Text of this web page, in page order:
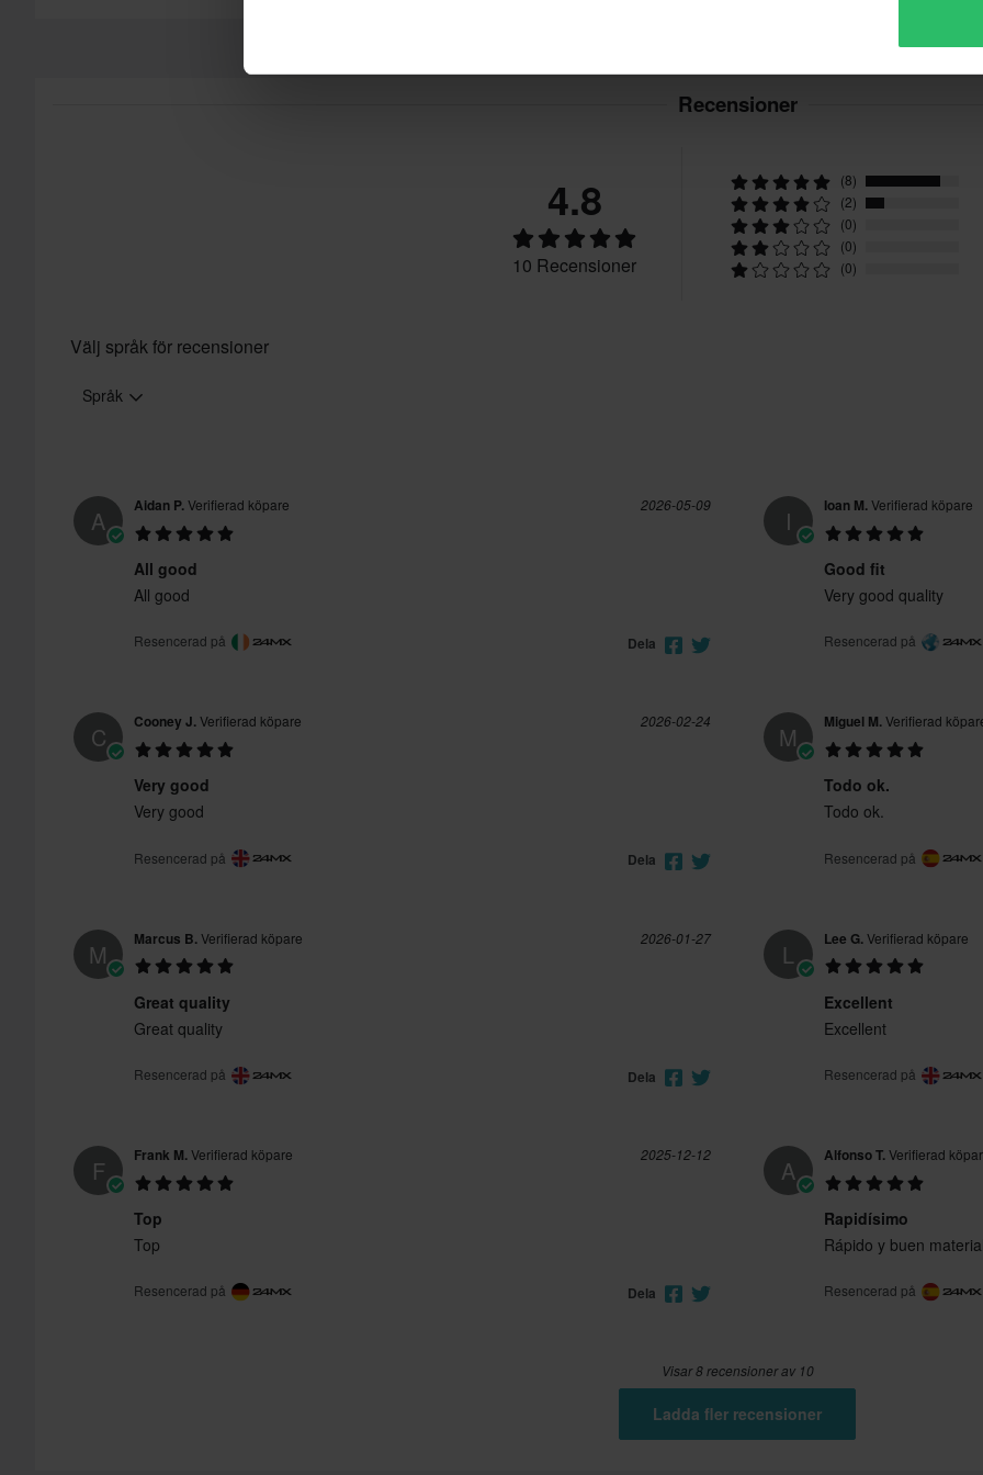
Recensioner
4.8
10 Recensioner
(8)
(2)
(0)
(0)
(0)
Välj språk för recensioner
Språk
A Aidan P.Verifierad köpare 2026-05-09
All good
All good
Resencerad på Dela
I Ioan M.Verifierad köpare
Good fit
Very good quality
Resencerad på
C Cooney J.Verifierad köpare 2026-02-24
Very good
Very good
Resencerad på Dela
M Miguel M.Verifierad
Todo ok.
Todo ok.
Resencerad på
M Marcus B.Verifierad köpare 2026-01-27
Great quality
Great quality
Resencerad på Dela
L Lee G.Verifierad köpare
Excellent
Excellent
Resencerad på
F Frank M.Verifierad köpare 2025-12-12
Top
Top
Resencerad på Dela
A Alfonso T.Verifierad
Rapidísimo
Rápido y buen
Resencerad på
Visar 8 recensioner av 10
Ladda fler recensioner